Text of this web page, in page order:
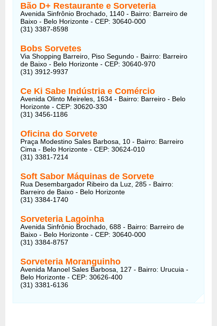
Bão D+ Restaurante e Sorveteria
Avenida Sinfrônio Brochado, 1140 - Bairro: Barreiro de
Baixo - Belo Horizonte - CEP: 30640-000
(31) 3387-8598
Bobs Sorvetes
Via Shopping Barreiro, Piso Segundo - Bairro: Barreiro
de Baixo - Belo Horizonte - CEP: 30640-970
(31) 3912-9937
Ce Ki Sabe Indústria e Comércio
Avenida Olinto Meireles, 1634 - Bairro: Barreiro - Belo
Horizonte - CEP: 30620-330
(31) 3456-1186
Oficina do Sorvete
Praça Modestino Sales Barbosa, 10 - Bairro: Barreiro
Cima - Belo Horizonte - CEP: 30624-010
(31) 3381-7214
Soft Sabor Máquinas de Sorvete
Rua Desembargador Ribeiro da Luz, 285 - Bairro:
Barreiro de Baixo - Belo Horizonte
(31) 3384-1740
Sorveteria Lagoinha
Avenida Sinfrônio Brochado, 688 - Bairro: Barreiro de
Baixo - Belo Horizonte - CEP: 30640-000
(31) 3384-8757
Sorveteria Moranguinho
Avenida Manoel Sales Barbosa, 127 - Bairro: Urucuia -
Belo Horizonte - CEP: 30626-400
(31) 3381-6136